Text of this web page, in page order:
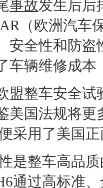
事故发生后后
（欧洲汽车
安全性和防
车辆维修成
整车安全试
美国法规将
采用了美国
是整车高品
通过高标准